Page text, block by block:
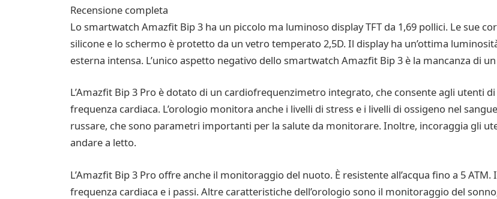
Recensione completa
Lo smartwatch Amazfit Bip 3 ha un piccolo ma luminoso display TFT da 1,69 pollici. Le sue
silicone e lo schermo è protetto da un vetro temperato 2,5D. Il display ha un’ottima
esterna intensa. L’unico aspetto negativo dello smartwatch Amazfit Bip 3 è la mancanza di
L’Amazfit Bip 3 Pro è dotato di un cardiofrequenzimetro integrato, che consente agli utenti
frequenza cardiaca. L’orologio monitora anche i livelli di stress e i livelli di ossigeno nel
russare, che sono parametri importanti per la salute da monitorare. Inoltre, incoraggia gli
andare a letto.
L’Amazfit Bip 3 Pro offre anche il monitoraggio del nuoto. È resistente all’acqua fino a 5
frequenza cardiaca e i passi. Altre caratteristiche dell’orologio sono il monitoraggio del